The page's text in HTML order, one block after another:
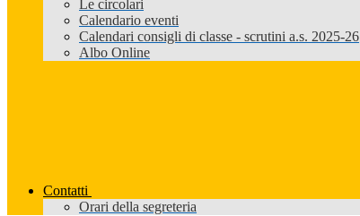
Le circolari
Calendario eventi
Calendari consigli di classe - scrutini a.s. 2025-26
Albo Online
Contatti
Orari della segreteria